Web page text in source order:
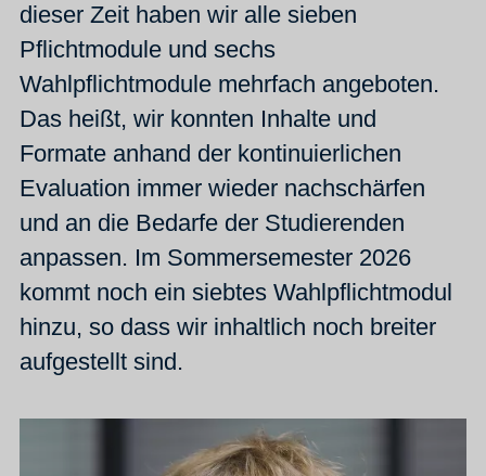
dieser Zeit haben wir alle sieben
Pflichtmodule und sechs
Wahlpflichtmodule mehrfach angeboten.
Das heißt, wir konnten Inhalte und
Formate anhand der kontinuierlichen
Evaluation immer wieder nachschärfen
und an die Bedarfe der Studierenden
anpassen. Im Sommersemester 2026
kommt noch ein siebtes Wahlpflichtmodul
hinzu, so dass wir inhaltlich noch breiter
aufgestellt sind.